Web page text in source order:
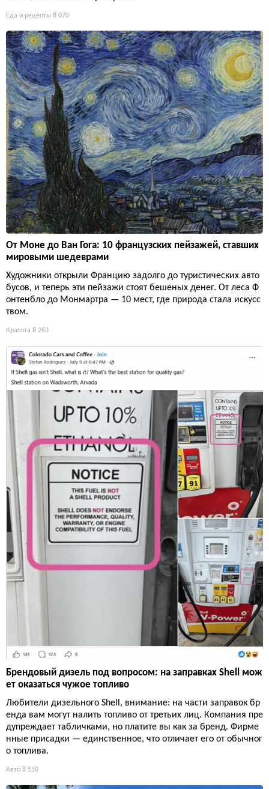
Еда и рецепты 8 070
От Моне до Ван Гога: 10 французских пейзажей, ставших
мировыми шедеврами
Художники открыли Францию задолго до туристических авто
бусов, и теперь эти пейзажи стоят бешеных денег. От леса Ф
онтенбло до Монмартра — 10 мест, где природа стала искусс
твом.
Красота 8 263
Брендовый дизель под вопросом: на заправках Shell мож
ет оказаться чужое топливо
Любители дизельного Shell, внимание: на части заправок бр
енда вам могут налить топливо от третьих лиц. Компания пре
дупреждает табличками, но платите вы как за бренд. Фирме
нные присадки — единственное, что отличает его от обычног
о топлива.
Авто 8 550